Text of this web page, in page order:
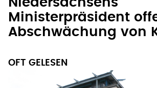
Ministerpräsident
Abschwächung von